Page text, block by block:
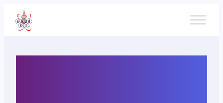
เนื้อหา